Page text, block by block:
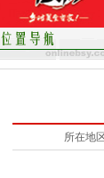
所在地